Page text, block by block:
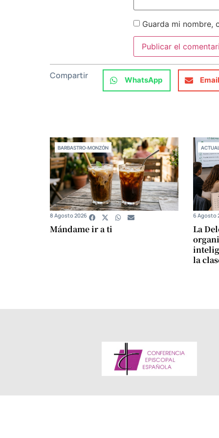
Guarda mi nombre,
Compartir WhatsApp Email
BARBASTRO-MONZÓN
Mándame ir a ti
8 Agosto 2026
La
la
6 Agosto